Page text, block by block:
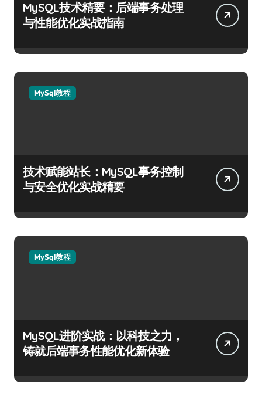
MySQL技术精要：后端事务处理
与性能优化实战指南
MySql教程
技术赋能站长：MySQL事务控制
与安全优化实战精要
MySql教程
MySQL进阶实战：以科技之力，
铸就后端事务性能优化新体验